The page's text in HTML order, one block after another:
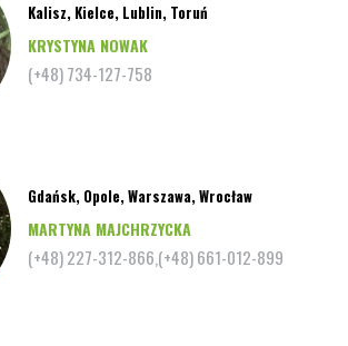
Kalisz, Kielce, Lublin, Toruń
KRYSTYNA NOWAK
(+48) 734-127-758
Gdańsk, Opole, Warszawa, Wrocław
MARTYNA MAJCHRZYCKA
(+48) 227-312-866,(+48) 661-012-899